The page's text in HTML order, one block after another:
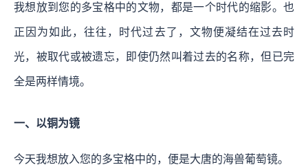
我想放到您的多宝格中的文物，都是一个时代的缩影。也
正因为如此，往往，时代过去了，文物便凝结在过去时
光，被取代或被遗忘，即使仍然叫着过去的名称，但已完
全是两样情境。
一、以铜为镜
今天我想放入您的多宝格中的，便是大唐的海兽葡萄镜。